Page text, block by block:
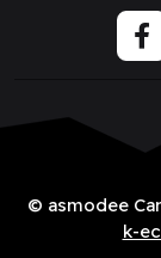
© asmodee
k-